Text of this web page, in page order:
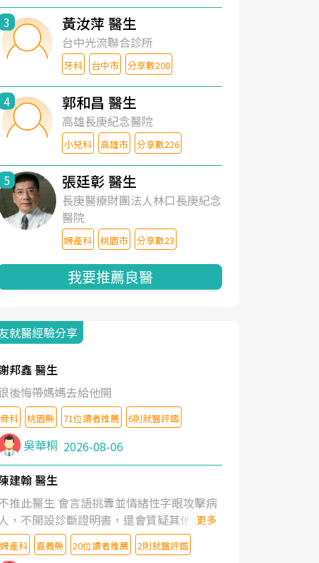
3 黃汝萍 醫生
台中光流聯合診所
牙科 台中市 分享數208
4 郭和昌 醫生
高雄長庚紀念醫院
小兒科 高雄市 分享數226
5 張廷彰 醫生
長庚醫療財團法人林口長庚紀念
醫院
婦產科 桃園市 分享數23
我要推薦良醫
就醫經驗分享
邦鑫 醫生
後悔帶媽媽去給他開
骨科 桃園縣 71位讀者推薦 6則就醫評鑑
吳華桐 2026-08-06
建翰 醫生
推此醫生 會言語挑釁並情緒性字眼攻擊病
，不開設診斷證明書，還會質疑其他醫生
判斷！
更多
婦產科 嘉義縣 20位讀者推薦 2則就醫評鑑